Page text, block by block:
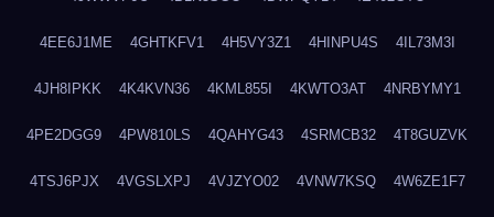
4EE6J1ME 4GHTKFV1 4H5VY3Z1 4HINPU4S 4IL73M3I
4JH8IPKK 4K4KVN36 4KML855I 4KWTO3AT 4NRBYMY1
4PE2DGG9 4PW810LS 4QAHYG43 4SRMCB32 4T8GUZVK
4TSJ6PJX 4VGSLXPJ 4VJZYO02 4VNW7KSQ 4W6ZE1F7